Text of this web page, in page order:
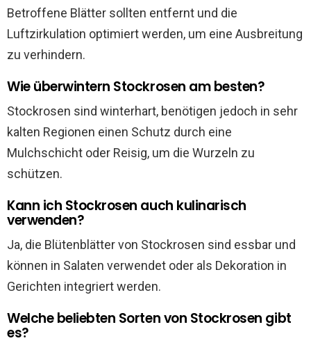
Betroffene Blätter sollten entfernt und die
Luftzirkulation optimiert werden, um eine Ausbreitung
zu verhindern.
Wie überwintern Stockrosen am besten?
Stockrosen sind winterhart, benötigen jedoch in sehr
kalten Regionen einen Schutz durch eine
Mulchschicht oder Reisig, um die Wurzeln zu
schützen.
Kann ich Stockrosen auch kulinarisch
verwenden?
Ja, die Blütenblätter von Stockrosen sind essbar und
können in Salaten verwendet oder als Dekoration in
Gerichten integriert werden.
Welche beliebten Sorten von Stockrosen gibt
es?